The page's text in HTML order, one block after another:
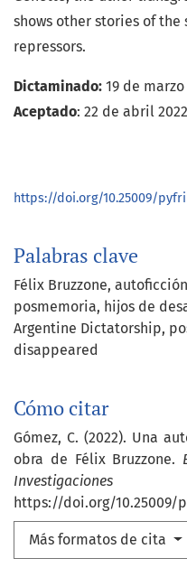
Palabras clave
Félix Bruzzone autoficción
posmemoria
hijos de
Argentine Dictatorship
disappeared
Cómo citar
Gómez, C. (2022). Una
obra de Félix Bruzzone.
Investigaciones
https://doi.org/10.25009/
Más formatos de cita
shows other stories of
repressors.
Dictaminado: 19 de marzo
Aceptado: 22 de abril 2022
https://doi.org/10.25009/